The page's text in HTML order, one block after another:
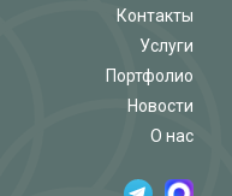
Контакты
Услуги
Портфолио
Новости
О нас